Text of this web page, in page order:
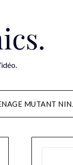
MUTANT